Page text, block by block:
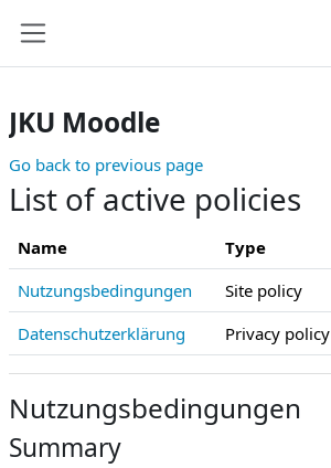
JKU Moodle
Go back to previous page
List of active policies
Name Type
Nutzungsbedingungen
Site policy
Datenschutzerklärung
Privacy policy
Nutzungsbedingungen
Summary